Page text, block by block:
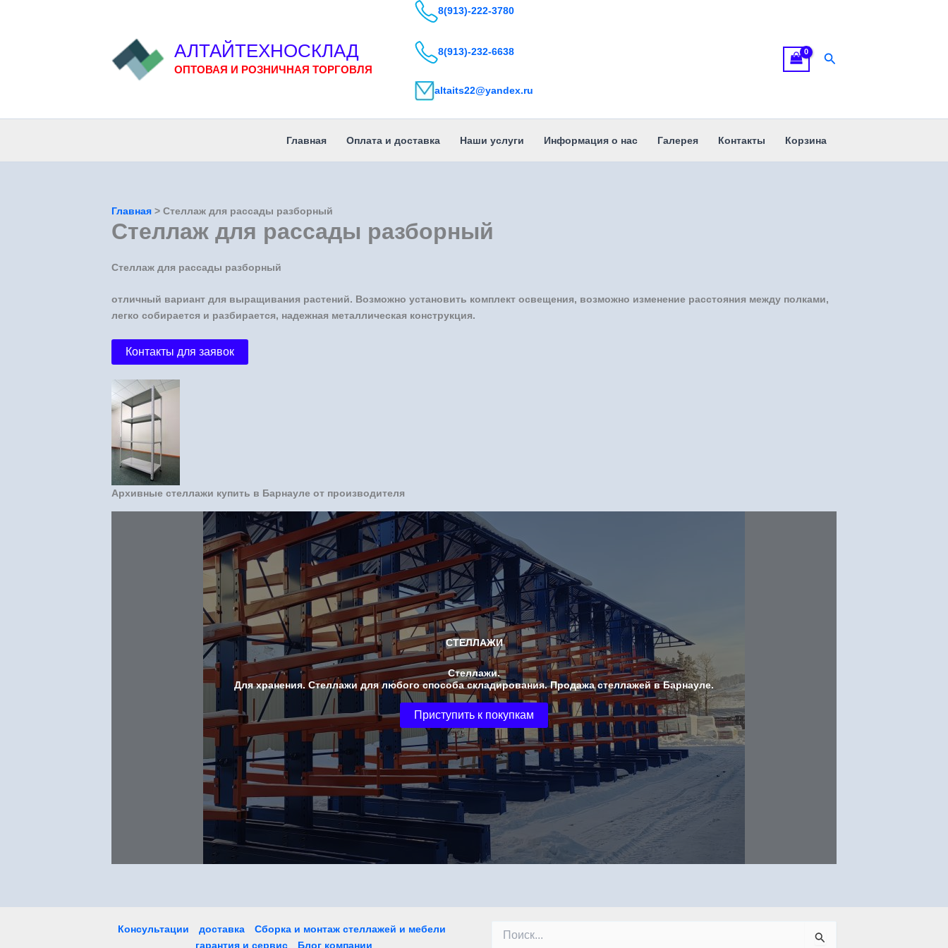
АЛТАЙТЕХНОСКЛАД
ОПТОВАЯ И РОЗНИЧНАЯ ТОРГОВЛЯ
8(913)-222-3780
8(913)-232-6638
altaits22@yandex.ru
Поиск
Главная Оплата и доставка Наши услуги Информация о нас Галерея Контакты Корзина
Главная Стеллаж для рассады разборный
Стеллаж для рассады разборный
Стеллаж для рассады разборный
отличный вариант для выращивания растений. Возможно установить комплект освещения, возможно изменение расстояния между полками,
легко собирается и разбирается, надежная металлическая конструкция.
Контакты для заявок
Архивные стеллажи купить в Барнауле от производителя
СТЕЛЛАЖИ
Стеллажи.
Для хранения. Стеллажи для любого способа складирования. Продажа стеллажей в Барнауле.
Приступить к покупкам
Консультации доставка
Сборка и монтаж стеллажей и мебели
гарантия и сервис
Блог компании